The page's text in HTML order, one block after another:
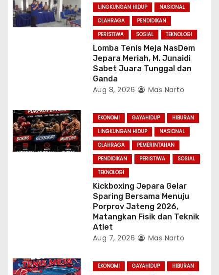
i
o
LINGKUNGAN HIDUP
NASIONAL
OLAHRAGA
PENDIDIKAN
PERISTIWA
SOSIAL TEKNOLOGI
Lomba Tenis Meja NasDem
Jepara Meriah, M. Junaidi
Sabet Juara Tunggal dan
Ganda
Aug 8, 2026 Mas Narto
EKONOMI GAYAHIDUP
HIBURAN
LINGKUNGAN HIDUP
NASIONAL
OLAHRAGA
PEMERINTAHAN
PENDIDIKAN
PERISTIWA
SOSIAL
TEKNOLOGI
Kickboxing Jepara Gelar
Sparing Bersama Menuju
Porprov Jateng 2026,
Matangkan Fisik dan Teknik
Atlet
Aug 7, 2026 Mas Narto
EKONOMI GAYAHIDUP
HIBURAN